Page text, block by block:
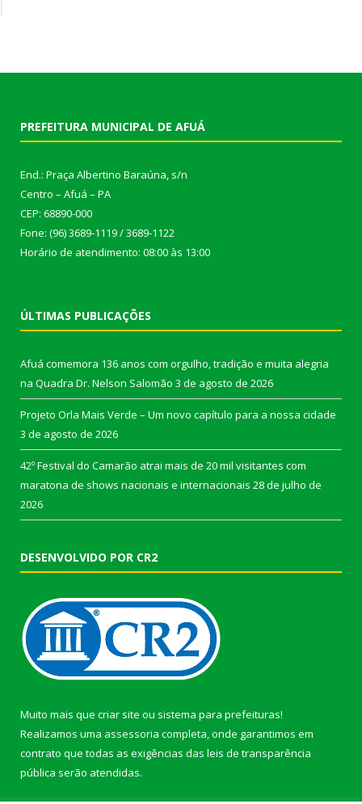
PREFEITURA MUNICIPAL DE AFUÁ
End.: Praça Albertino Baraúna, s/n
Centro – Afuá – PA
CEP: 68890-000
Fone: (96) 3689-1119 / 3689-1122
Horário de atendimento: 08:00 às 13:00
ÚLTIMAS PUBLICAÇÕES
Afuá comemora 136 anos com orgulho, tradição e muita alegria
na Quadra Dr. Nelson Salomão 3 de agosto de 2026
Projeto Orla Mais Verde – Um novo capítulo para a nossa cidade
3 de agosto de 2026
42º Festival do Camarão atrai mais de 20 mil visitantes com
maratona de shows nacionais e internacionais 28 de julho de
2026
DESENVOLVIDO POR CR2
Muito mais que criar site ou sistema para prefeituras!
Realizamos uma assessoria completa, onde garantimos em
contrato que todas as exigências das leis de transparência
pública serão atendidas.